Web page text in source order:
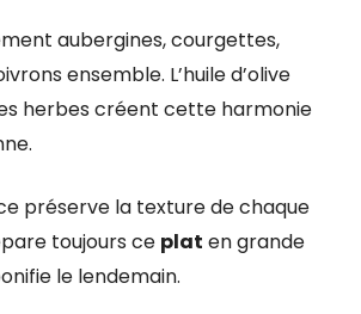
aubergines, courgettes,
ensemble. L’huile d’olive
herbes créent cette harmonie
préserve la texture de chaque
toujours ce plat en grande
le lendemain.